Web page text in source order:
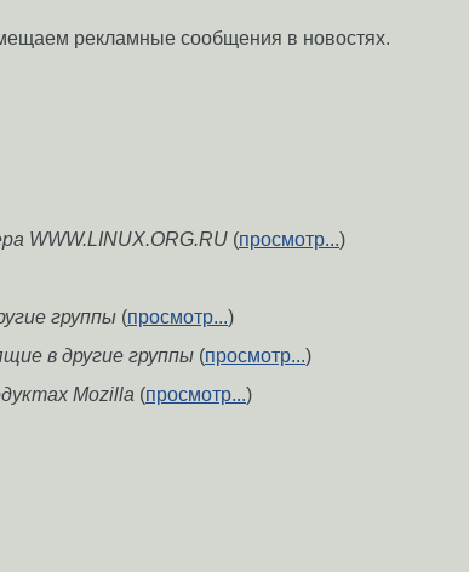
рекламные сообщения в новостях.
WWW.LINUX.ORG.RU (просмотр...)
группы (просмотр...)
в другие группы (просмотр...)
Mozilla (просмотр...)